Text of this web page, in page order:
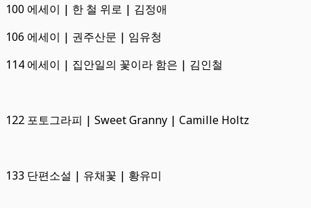
100 에세이 | 한 철 위로 | 김정애
106 에세이 | 권주산문 | 임유청
114 에세이 | 집안일의 꽃이라 함은 | 김인철
122 포토그라피 | Sweet Granny | Camille Holtz
133 단편소설 | 유채꽃 | 황유미